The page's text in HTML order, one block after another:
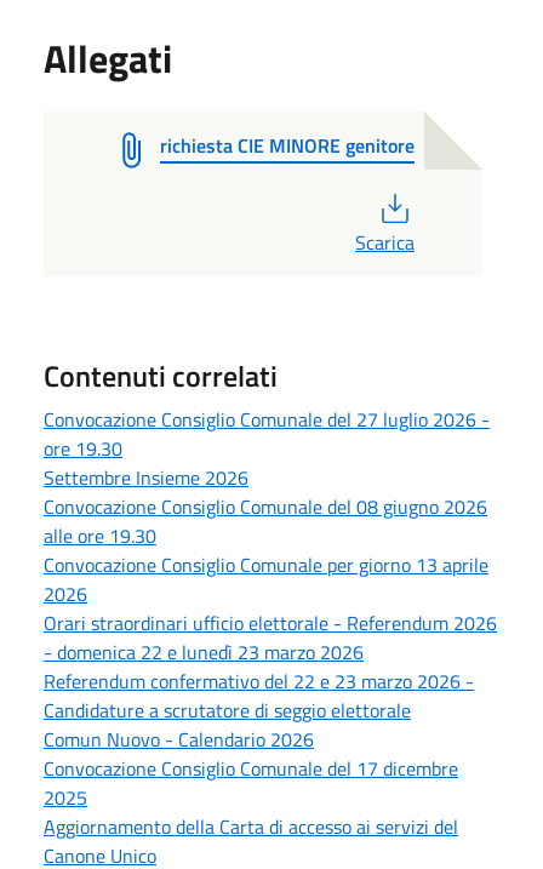
Allegati
richiesta CIE MINORE genitore
Scarica
Contenuti correlati
Convocazione Consiglio Comunale del 27 luglio 2026 -
ore 19.30
Settembre Insieme 2026
Convocazione Consiglio Comunale del 08 giugno 2026
alle ore 19.30
Convocazione Consiglio Comunale per giorno 13 aprile
2026
Orari straordinari ufficio elettorale - Referendum 2026
- domenica 22 e lunedì 23 marzo 2026
Referendum confermativo del 22 e 23 marzo 2026 -
Candidature a scrutatore di seggio elettorale
Comun Nuovo - Calendario 2026
Convocazione Consiglio Comunale del 17 dicembre
2025
Aggiornamento della Carta di accesso ai servizi del
Canone Unico